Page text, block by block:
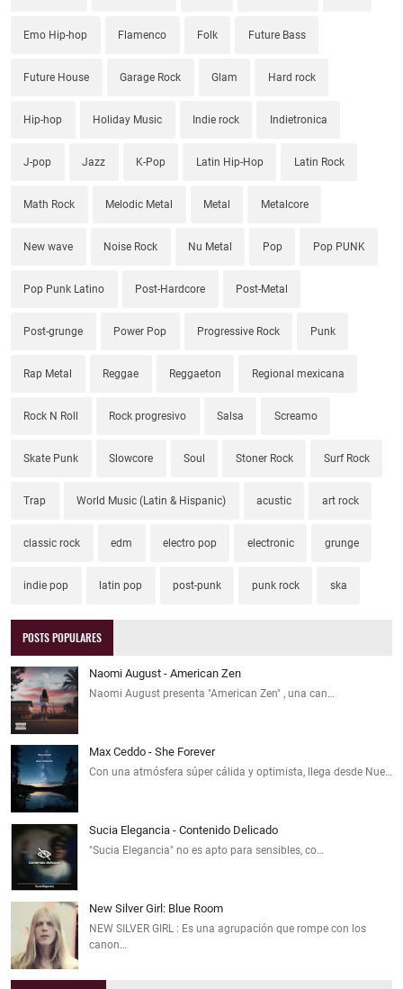
Emo Hip-hop Flamenco Folk Future Bass
Future House Garage Rock Glam Hard rock
Hip-hop Holiday Music Indie rock Indietronica
J-pop Jazz K-Pop Latin Hip-Hop Latin Rock
Math Rock Melodic Metal Metal Metalcore
New wave Noise Rock Nu Metal Pop Pop PUNK
Pop Punk Latino Post-Hardcore Post-Metal
Post-grunge Power Pop Progressive Rock Punk
Rap Metal Reggae Reggaeton Regional mexicana
Rock N Roll Rock progresivo Salsa Screamo
Skate Punk Slowcore Soul Stoner Rock Surf Rock
Trap World Music (Latin & Hispanic) acustic art rock
classic rock edm electro pop electronic grunge
indie pop latin pop post-punk punk rock ska
POSTS POPULARES
Naomi August - American Zen
Naomi August presenta "American Zen" , una can…
Max Ceddo - She Forever
Con una atmósfera súper cálida y optimista, llega desde Nue…
Sucia Elegancia - Contenido Delicado
"Sucia Elegancia" no es apto para sensibles, co…
New Silver Girl: Blue Room
NEW SILVER GIRL : Es una agrupación que rompe con los
canon…